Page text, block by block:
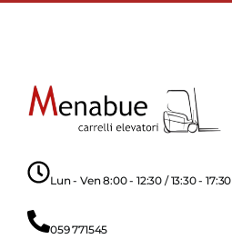
Lun - Ven 8:00 - 12:30 / 13:30 - 17:30
059 771545